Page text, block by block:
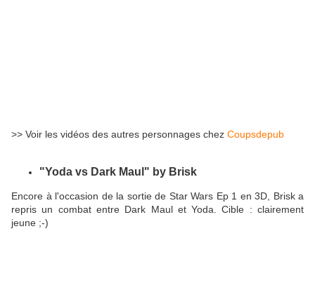
>> Voir les vidéos des autres personnages chez Coupsdepub
"Yoda vs Dark Maul" by Brisk
Encore à l'occasion de la sortie de Star Wars Ep 1 en 3D, Brisk a
repris un combat entre Dark Maul et Yoda. Cible : clairement
jeune ;-)